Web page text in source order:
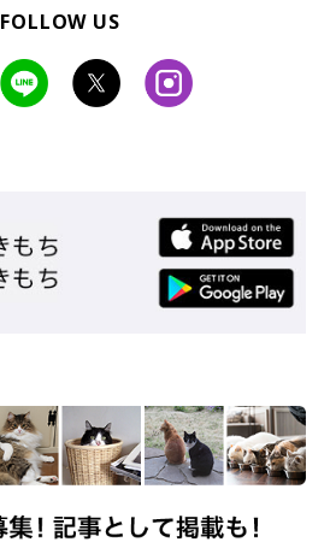
FOLLOW US